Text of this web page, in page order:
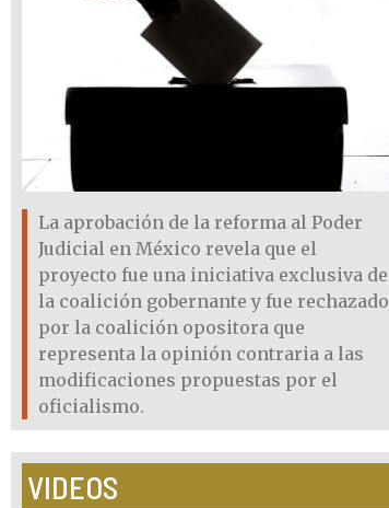
La aprobación de la reforma al Poder
Judicial en México revela que el
proyecto fue una iniciativa exclusiva de
la coalición gobernante y fue rechazado
por la coalición opositora que
representa la opinión contraria a las
modificaciones propuestas por el
oficialismo.
VIDEOS